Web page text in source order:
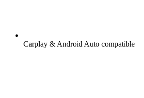
Carplay & Android Auto compatible